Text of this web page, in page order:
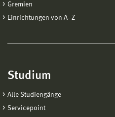
Gremien
Einrichtungen von A−Z
Studium
Alle Studiengänge
Servicepoint